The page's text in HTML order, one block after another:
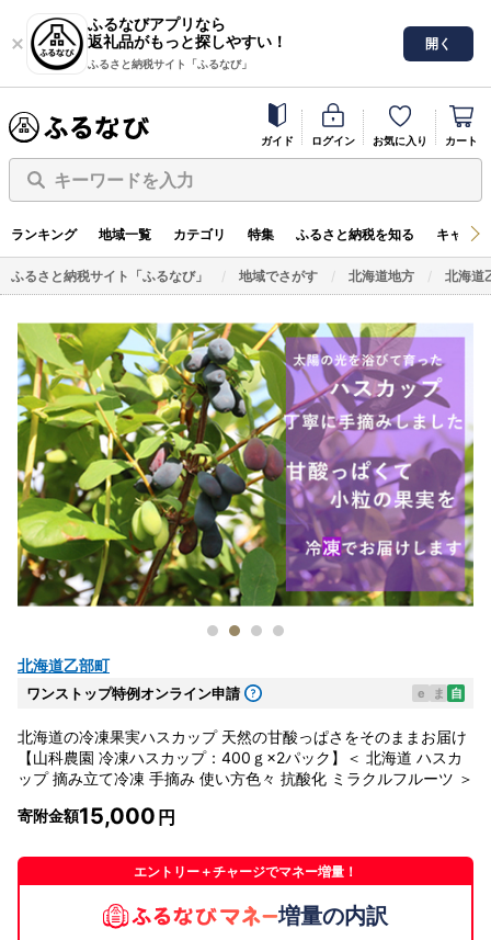
ふるなびアプリなら
返礼品がもっと探しやすい！
ふるさと納税サイト「ふるなび」
開く
ガイド ログイン お気に入り カート
キーワードを入力
ランキング 地域一覧 カテゴリ 特集 ふるさと納税を知る キャン
ふるさと納税サイト「ふるなび」 地域でさがす 北海道地方 北海道
北海道乙部町
ワンストップ特例オンライン申請 e ま 自
北海道の冷凍果実ハスカップ 天然の甘酸っぱさをそのままお届け
【山科農園 冷凍ハスカップ：400ｇ×2パック】＜ 北海道 ハスカ
ップ 摘み立て冷凍 手摘み 使い方色々 抗酸化 ミラクルフルーツ ＞
寄附金額15,000
エントリー＋チャージでマネー増量！
増量の内訳